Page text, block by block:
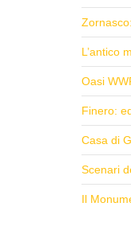
L’antico
Oasi
Finero:
Casa di
Scenari
Il